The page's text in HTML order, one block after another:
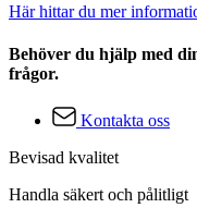
Här hittar du mer
Behöver du hjälp med
frågor.
Kontakta oss
Bevisad kvalitet
Handla säkert och pålitligt